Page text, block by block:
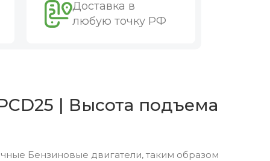
Доставка в
любую точку РФ
| Высота подъема
Бензиновые двигатели, таким образом